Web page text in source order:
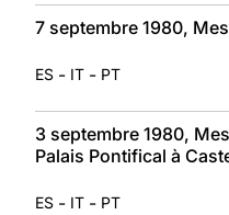
7 septembre 1980,
ES - IT - PT
3 septembre 1980,
Palais Pontifical à
ES - IT - PT